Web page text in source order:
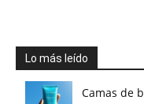
Lo más leído
Camas de